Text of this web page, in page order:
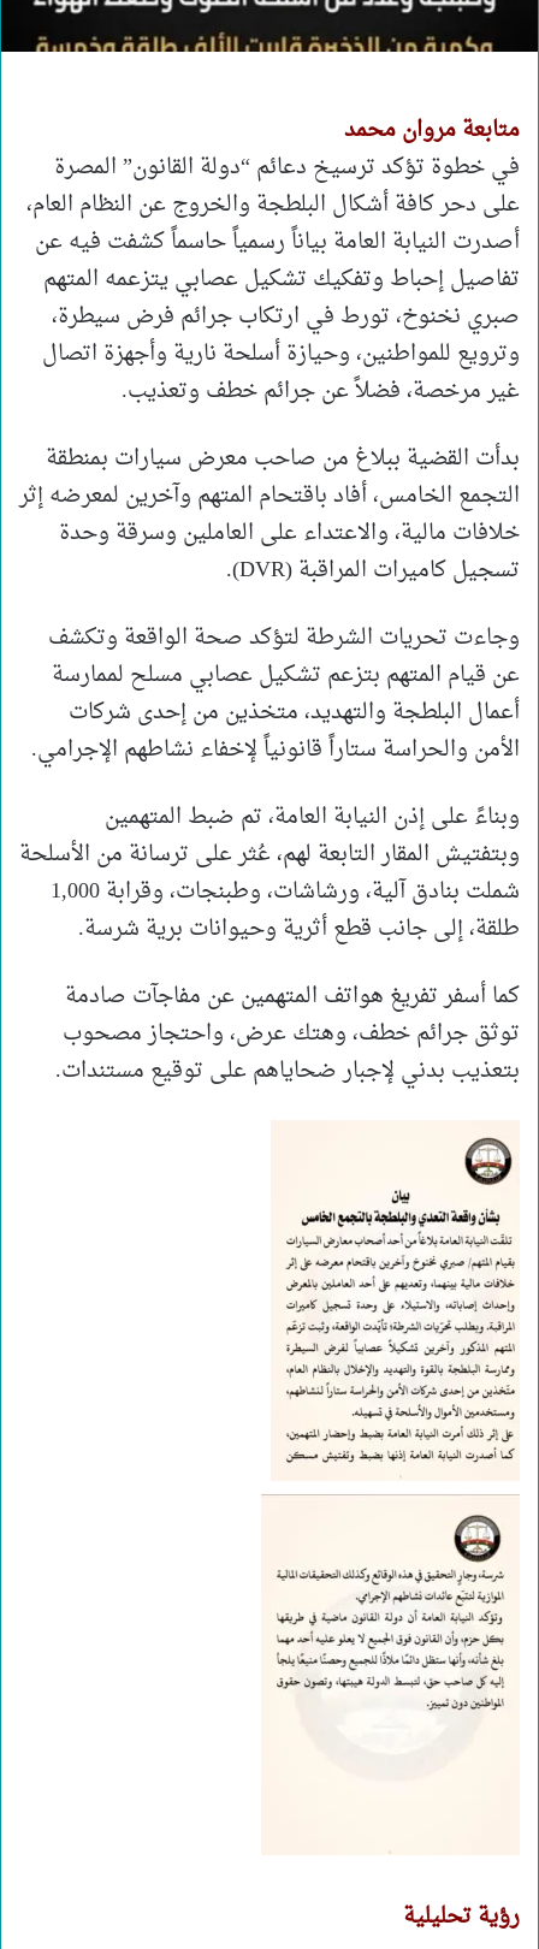
متابعة مروان محمد
في خطوة تؤكد ترسيخ دعائم “دولة القانون” المصرة
على دحر كافة أشكال البلطجة والخروج عن النظام العام،
أصدرت النيابة العامة بياناً رسمياً حاسماً كشفت فيه عن
تفاصيل إحباط وتفكيك تشكيل عصابي يتزعمه المتهم
صبري نخنوخ، تورط في ارتكاب جرائم فرض سيطرة،
وترويع للمواطنين، وحيازة أسلحة نارية وأجهزة اتصال
غير مرخصة، فضلاً عن جرائم خطف وتعذيب.
بدأت القضية ببلاغ من صاحب معرض سيارات بمنطقة
التجمع الخامس، أفاد باقتحام المتهم وآخرين لمعرضه إثر
خلافات مالية، والاعتداء على العاملين وسرقة وحدة
تسجيل كاميرات المراقبة (DVR).
وجاءت تحريات الشرطة لتؤكد صحة الواقعة وتكشف
عن قيام المتهم بتزعم تشكيل عصابي مسلح لممارسة
أعمال البلطجة والتهديد، متخذين من إحدى شركات
الأمن والحراسة ستاراً قانونياً لإخفاء نشاطهم الإجرامي.
وبناءً على إذن النيابة العامة، تم ضبط المتهمين
وبتفتيش المقار التابعة لهم، عُثر على ترسانة من الأسلحة
شملت بنادق آلية، ورشاشات، وطبنجات، وقرابة 1,000
طلقة، إلى جانب قطع أثرية وحيوانات برية شرسة.
كما أسفر تفريغ هواتف المتهمين عن مفاجآت صادمة
توثق جرائم خطف، وهتك عرض، واحتجاز مصحوب
بتعذيب بدني لإجبار ضحاياهم على توقيع مستندات.
رؤية تحليلية